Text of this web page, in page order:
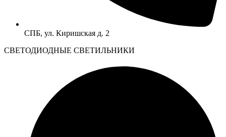
СПБ, ул. Киришская д. 2
CВЕТОДИОДНЫЕ СВЕТИЛЬНИКИ